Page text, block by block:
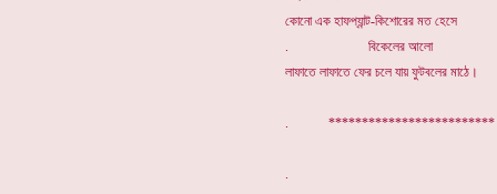
কোনো এক হাফপ্যান্ট-কিশোরের মত হেসে
. বিকেলের আলো
লাফাতে লাফাতে ফের চলে যায় ফুটবলের মাঠে।
.